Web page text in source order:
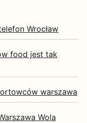
Wrocław
food jest tak
warszawa
Wola